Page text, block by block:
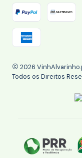
2026
Todos os Direitos